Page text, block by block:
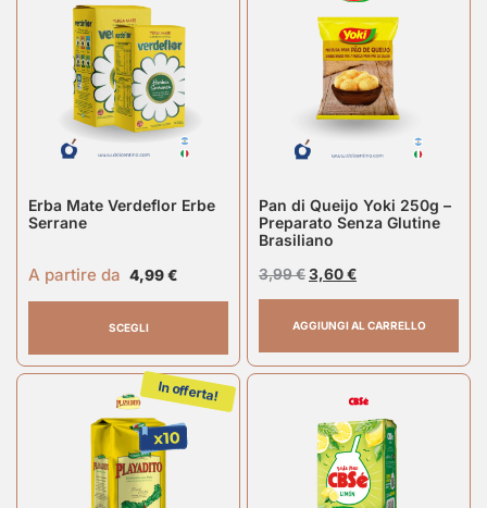
Erba Mate Verdeflor Erbe
Serrane
A partire da 4,99€
SCEGLI
Pan di Queijo Yoki 250g –
Preparato Senza Glutine
Brasiliano
3,99€3,60€
AGGIUNGI AL CARRELLO
In offerta!